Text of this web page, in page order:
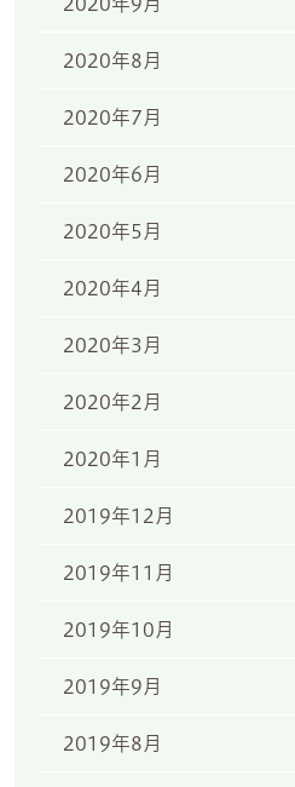
2020年8月
2020年7月
2020年6月
2020年5月
2020年4月
2020年3月
2020年2月
2020年1月
2019年12月
2019年11月
2019年10月
2019年9月
2019年8月